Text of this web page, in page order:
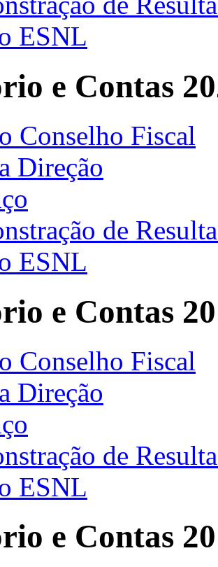
ESNL
e Contas
Conselho Fiscal
Direção
de
ESNL
e Contas
Conselho Fiscal
Direção
de
ESNL
e Contas